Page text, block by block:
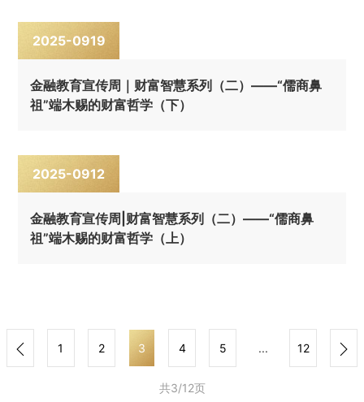
19
2025-09
金融教育宣传周｜财富智慧系列（二）——“儒商鼻
祖”端木赐的财富哲学（下）
12
2025-09
金融教育宣传周|财富智慧系列（二）——“儒商鼻
祖”端木赐的财富哲学（上）
1 2 3 4 5 ... 12
共3/12页